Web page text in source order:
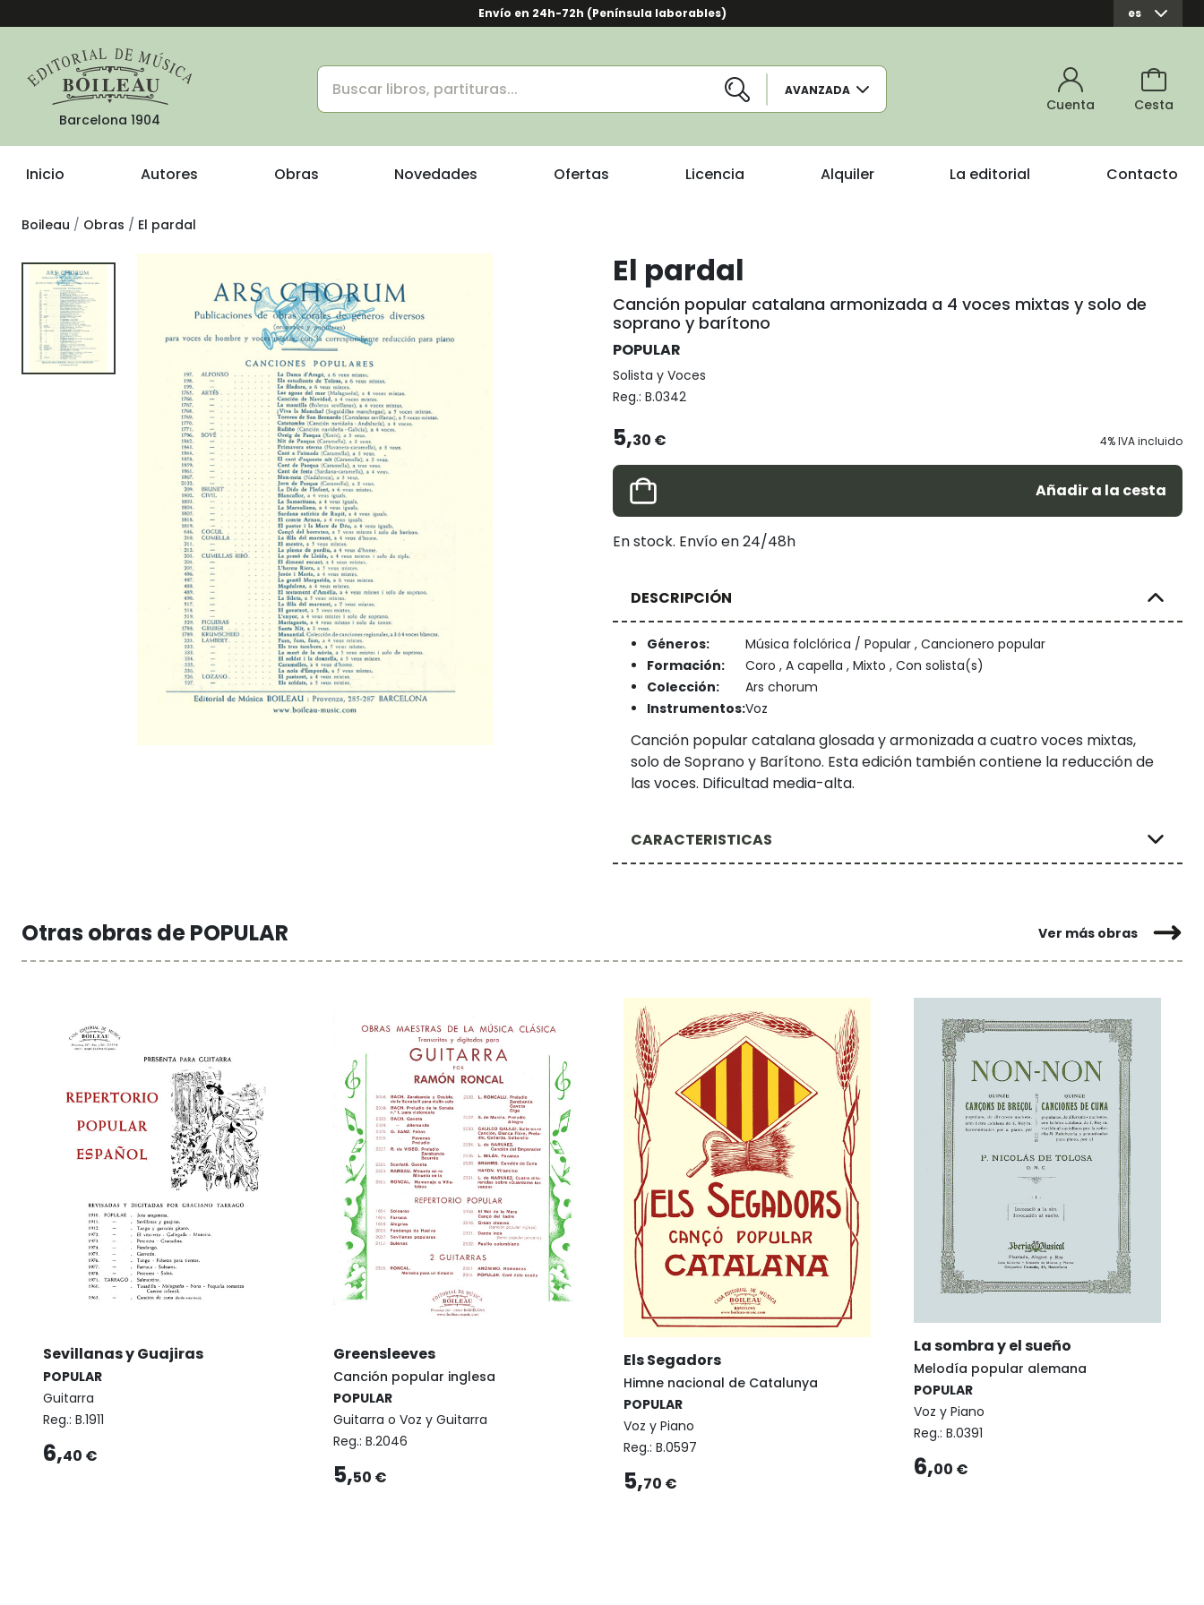
Envío en 24h-72h (Península laborables) es
Barcelona 1904
AVANZADA
Cuenta Cesta
Inicio Autores Obras Novedades Ofertas Licencia Alquiler La editorial Contacto
Boileau Obras El pardal
El pardal
Canción popular catalana armonizada a 4 voces mixtas y solo de
soprano y barítono
POPULAR
Solista y Voces
Reg.: B.0342
5,30 € 4% IVA incluido
Añadir a la cesta
En stock. Envío en 24/48h
DESCRIPCIÓN
Géneros:
Música folclórica / Popular , Cancionero popular
Formación:
Coro , A capella , Mixto , Con solista(s)
Colección:
Ars chorum
Instrumentos:Voz
Canción popular catalana glosada y armonizada a cuatro voces mixtas,
solo de Soprano y Barítono. Esta edición también contiene la reducción de
las voces. Dificultad media-alta.
CARACTERISTICAS
Otras obras de POPULAR Ver más obras
Sevillanas y Guajiras
POPULAR
Guitarra
Reg.: B.1911
6,40 €
Greensleeves
Canción popular inglesa
POPULAR
Guitarra o Voz y Guitarra
Reg.: B.2046
5,50 €
Els Segadors
Himne nacional de Catalunya
POPULAR
Voz y Piano
Reg.: B.0597
5,70 €
La sombra y el sueño
Melodía popular alemana
POPULAR
Voz y Piano
Reg.: B.0391
6,00 €